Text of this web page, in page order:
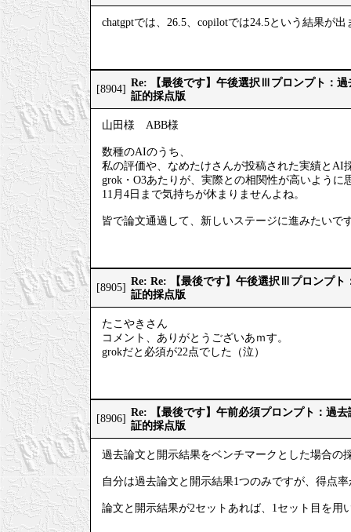
chatgptでは、26.5、copilotでは24.5という結果が出
[8904]
Re: 【最後です】午後選択Ⅲプロンプト：
証的採点版
山田様 ABB様
数種のAIのうち、
私の評価や、なめたけさんが投稿された実績とAI
grok・O3あたりが、実際との相関性が高いように
11月4日まで気持ちが休まりませんよね。
皆で論文通過して、新しいステージに進みたいで
[8905]
Re: Re: 【最後です】午後選択Ⅲプロンプト
証的採点版
たこやきさん
コメント、ありがとうございあｍす。
grokだと必須が22点でした（泣）
[8906]
Re: 【最後です】午前必須プロンプト：過
証的採点版
過去論文と開示結果をベンチマークとした場合の
自分は過去論文と開示結果1つのみですが、得点
論文と開示結果が2セットあれば、1セット目を